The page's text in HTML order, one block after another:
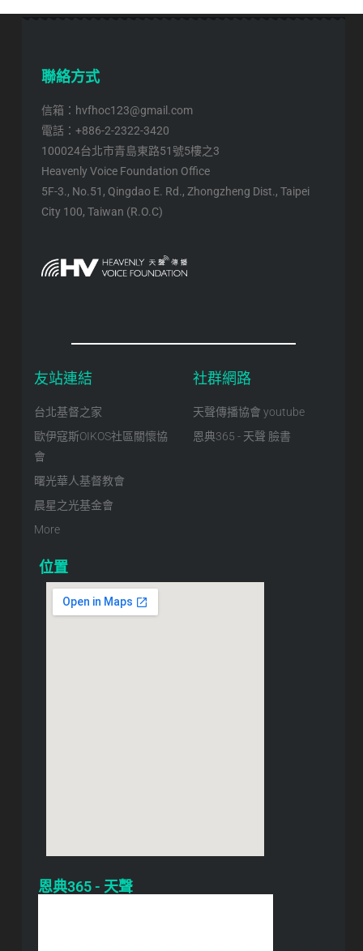
聯絡方式
信箱：hvfhoc123@gmail.com
電話：+886-2-2322-3420
100024台北市青島東路51號5樓之3
Heavenly Voice Foundation Office
5F-3., No.51, Qingdao E. Rd., Zhongzheng Dist., Taipei
City 100, Taiwan (R.O.C)
友站連結
台北基督之家
歐伊寇斯OIKOS社區關懷協
會
曙光華人基督教會
晨星之光基金會
More
社群網路
天聲傳播協會 youtube
恩典365 - 天聲 臉書
位置
恩典365 - 天聲